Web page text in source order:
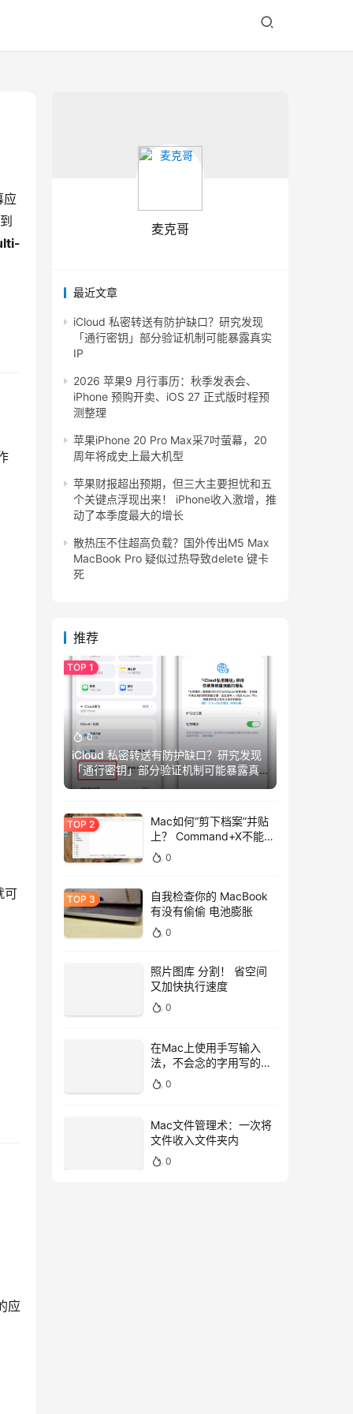
应
可
应
麦克哥
最近文章
iCloud 私密转送有防护缺口？研究发现
「通行密钥」部分验证机制可能暴露真实
IP
2026 苹果9 月行事历：秋季发表会、
iPhone 预购开卖、iOS 27 正式版时程预
测整理
苹果iPhone 20 Pro Max采7吋萤幕，20
周年将成史上最大机型
苹果财报超出预期，但三大主要担忧和五
个关键点浮现出来！ iPhone收入激增，推
动了本季度最大的增长
散热压不住超高负载？国外传出M5 Max
MacBook Pro 疑似过热导致delete 键卡
死
推荐
0
iCloud 私密转送有防护缺口？研究发现
「通行密钥」部分验证机制可能暴露真
实IP
Mac如何“剪下档案”并贴
上？ Command+X不能
用，用这招吧！
0
自我检查你的 MacBook
有没有偷偷 电池膨胀
0
照片图库 分割！ 省空间
又加快执行速度
0
在Mac上使用手写输入
法，不会念的字用写的就
好！
0
Mac文件管理术：一次将
文件收入文件夹内
0